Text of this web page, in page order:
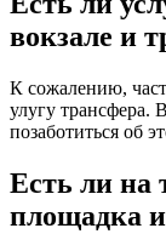
вокзале и
К сожалению,
улугу трансфера.
позаботиться об
Есть ли на
площадка и